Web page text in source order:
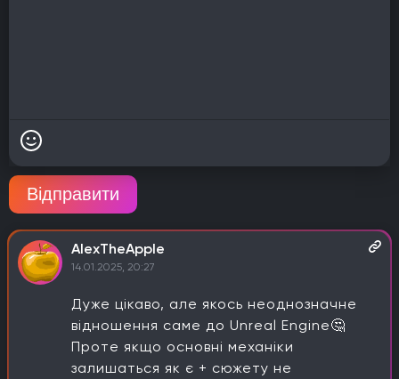
Відправити
AlexTheApple
14.01.2025, 20:27
Дуже цікаво, але якось неоднозначне
відношення саме до Unreal Engine🤔
Проте якщо основні механіки
залишаться як є + сюжету не